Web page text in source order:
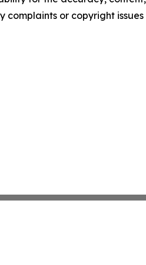
complaints or copyright issues